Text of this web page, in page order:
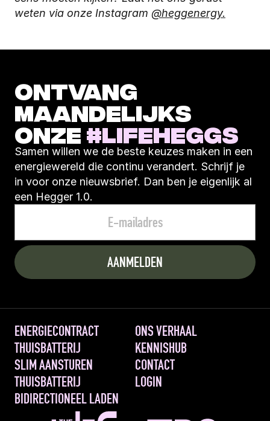
weten via onze Instagram @heggenergy.
ONTVANG
MAANDELIJKS
ONZE #LIFEHEGGS
Samen willen we de beste keuzes maken in een
energiewereld die continu verandert. Schrijf je
in voor onze nieuwsbrief. Dan ben je eigenlijk al
een Hegger 1.0.
ENERGIECONTRACT
THUISBATTERIJ
SLIM AANSTUREN
THUISBATTERIJ
BIDIRECTIONEEL LADEN
ONS VERHAAL
KENNISHUB
CONTACT
LOGIN